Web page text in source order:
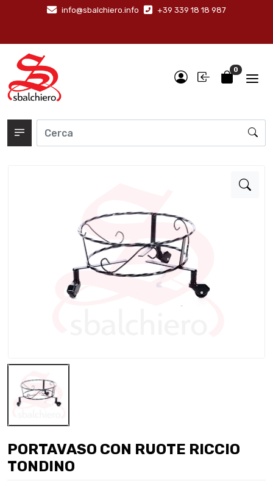
info@sbalchiero.info +39 339 18 18 987
0
PORTAVASO CON RUOTE RICCIO
TONDINO